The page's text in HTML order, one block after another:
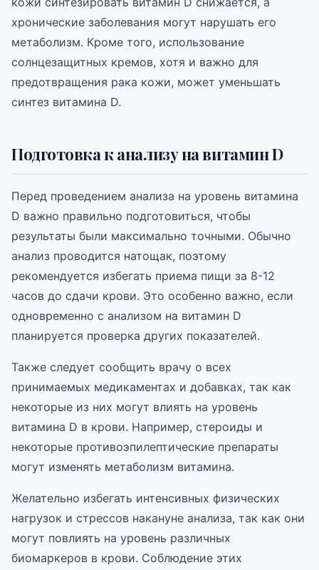
хронические заболевания могут нарушать его
метаболизм. Кроме того, использование
солнцезащитных кремов, хотя и важно для
предотвращения рака кожи, может уменьшать
синтез витамина D.
Подготовка к анализу на витамин D
Перед проведением анализа на уровень витамина
D важно правильно подготовиться, чтобы
результаты были максимально точными. Обычно
анализ проводится натощак, поэтому
рекомендуется избегать приема пищи за 8-12
часов до сдачи крови. Это особенно важно, если
одновременно с анализом на витамин D
планируется проверка других показателей.
Также следует сообщить врачу о всех
принимаемых медикаментах и добавках, так как
некоторые из них могут влиять на уровень
витамина D в крови. Например, стероиды и
некоторые противоэпилептические препараты
могут изменять метаболизм витамина.
Желательно избегать интенсивных физических
нагрузок и стрессов накануне анализа, так как они
могут повлиять на уровень различных
биомаркеров в крови. Соблюдение этих